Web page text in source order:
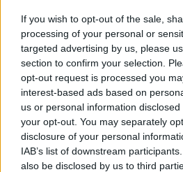
If you wish to opt-out of the sale,
processing of your personal or
targeted advertising by us, please
section to confirm your selection.
opt-out request is processed you
interest-based ads based on
us or personal information
your opt-out. You may separately
disclosure of your personal
IAB’s list of downstream
also be disclosed by us to third
notas es motivo de ser
ridiculizado
El 19,3% de los estudiantes
creen que si suspenden
pueden encajar
mejor